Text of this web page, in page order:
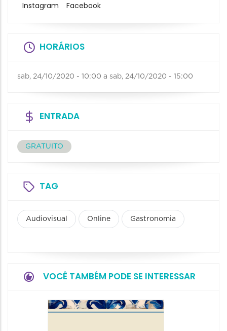
Instagram Facebook
HORÁRIOS
sab, 24/10/2020 - 10:00 a sab, 24/10/2020 - 15:00
ENTRADA
GRATUITO
TAG
Audiovisual Online Gastronomia
VOCÊ TAMBÉM PODE SE INTERESSAR